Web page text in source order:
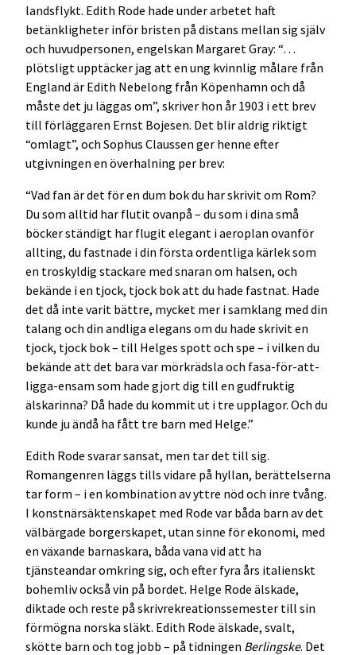
landsflykt. Edith Rode hade under arbetet haft
betänkligheter inför bristen på distans mellan sig själv
och huvudpersonen, engelskan Margaret Gray: “…
plötsligt upptäcker jag att en ung kvinnlig målare från
England är Edith Nebelong från Köpenhamn och då
måste det ju läggas om”, skriver hon år 1903 i ett brev
till förläggaren Ernst Bojesen. Det blir aldrig riktigt
“omlagt”, och Sophus Claussen ger henne efter
utgivningen en överhalning per brev:
“Vad fan är det för en dum bok du har skrivit om Rom?
Du som alltid har flutit ovanpå – du som i dina små
böcker ständigt har flugit elegant i aeroplan ovanför
allting, du fastnade i din första ordentliga kärlek som
en troskyldig stackare med snaran om halsen, och
bekände i en tjock, tjock bok att du hade fastnat. Hade
det då inte varit bättre, mycket mer i samklang med din
talang och din andliga elegans om du hade skrivit en
tjock, tjock bok – till Helges spott och spe – i vilken du
bekände att det bara var mörkrädsla och fasa-för-att-
ligga-ensam som hade gjort dig till en gudfruktig
älskarinna? Då hade du kommit ut i tre upplagor. Och du
kunde ju ändå ha fått tre barn med Helge.”
Edith Rode svarar sansat, men tar det till sig.
Romangenren läggs tills vidare på hyllan, berättelserna
tar form – i en kombination av yttre nöd och inre tvång.
I konstnärsäktenskapet med Rode var båda barn av det
välbärgade borgerskapet, utan sinne för ekonomi, med
en växande barnaskara, båda vana vid att ha
tjänsteandar omkring sig, och efter fyra års italienskt
bohemliv också vin på bordet. Helge Rode älskade,
diktade och reste på skrivrekreationssemester till sin
förmögna norska släkt. Edith Rode älskade, svalt,
skötte barn och tog jobb – på tidningen Berlingske. Det